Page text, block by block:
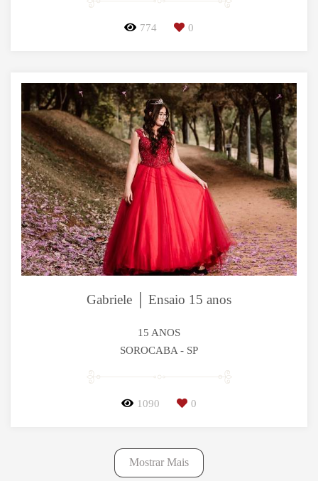
774 0
Gabriele │ Ensaio 15 anos
15 ANOS
SOROCABA - SP
1090 0
Mostrar Mais